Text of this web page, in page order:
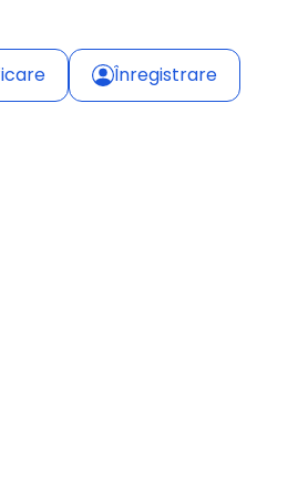
Înregistrare